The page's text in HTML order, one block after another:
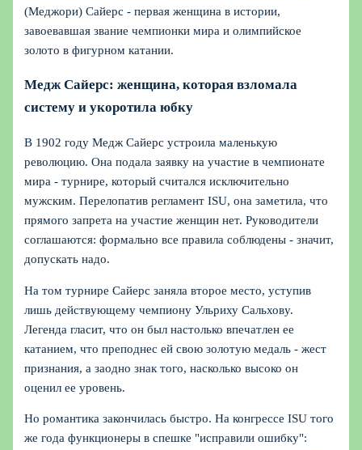
(Меджори) Сайерс - первая женщина в истории,
завоевавшая звание чемпионки мира и олимпийское
золото в фигурном катании.
Медж Сайерс: женщина, которая взломала
систему и укоротила юбку
В 1902 году Медж Сайерс устроила маленькую
революцию. Она подала заявку на участие в чемпионате
мира - турнире, который считался исключительно
мужским. Перелопатив регламент ISU, она заметила, что
прямого запрета на участие женщин нет. Руководители
соглашаются: формально все правила соблюдены - значит,
допускать надо.
На том турнире Сайерс заняла второе место, уступив
лишь действующему чемпиону Ульриху Сальхову.
Легенда гласит, что он был настолько впечатлен ее
катанием, что преподнес ей свою золотую медаль - жест
признания, а заодно знак того, насколько высоко он
оценил ее уровень.
Но романтика закончилась быстро. На конгрессе ISU того
же года функционеры в спешке "исправили ошибку":